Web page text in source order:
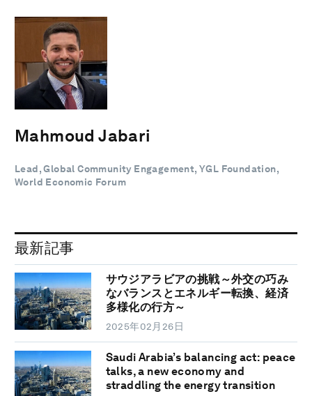
Mahmoud Jabari
Lead, Global Community Engagement, YGL Foundation,
World Economic Forum
最新記事
サウジアラビアの挑戦～外交の巧み
なバランスとエネルギー転換、経済
多様化の行方～
2025年02月26日
Saudi Arabia’s balancing act: peace
talks, a new economy and
straddling the energy transition